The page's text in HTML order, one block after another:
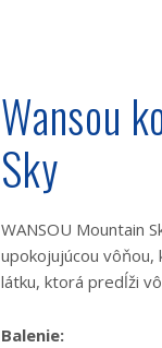
Wansou
Sky
WANSOU Mountain
upokojujúcou vôňou,
látku, ktorá predĺži
Balenie: